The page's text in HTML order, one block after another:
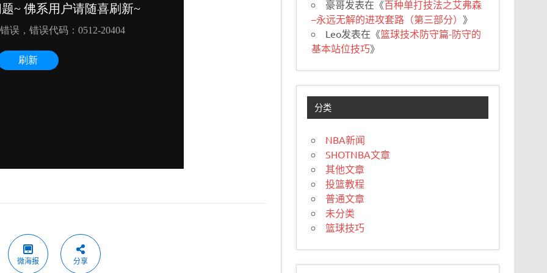
微海报 分享
豪哥发表在《百种单打技法之艾弗森
–永远无解的进攻套路（第三部分）》
Leo发表在《篮球技术防守篇-防守的
基本站位技巧》
分类
NBA新闻
SHOTNBA文章
其他文章
投篮教程
普通文章
未分类
篮球技巧